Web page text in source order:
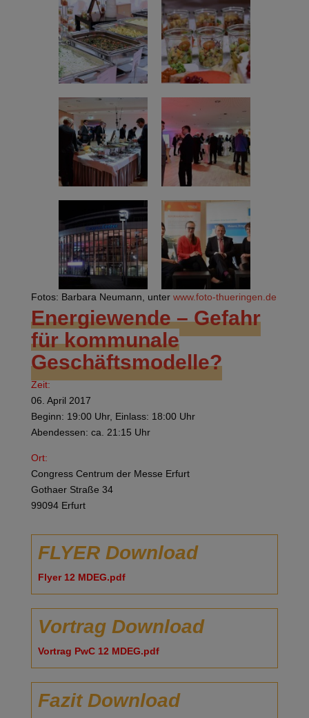
Fotos: Barbara Neumann, unter www.foto-thueringen.de
Energiewende – Gefahr
für kommunale
Geschäftsmodelle?
Zeit:
06. April 2017
Beginn: 19:00 Uhr, Einlass: 18:00 Uhr
Abendessen: ca. 21:15 Uhr
Ort:
Congress Centrum der Messe Erfurt
Gothaer Straße 34
99094 Erfurt
FLYER Download
Flyer 12 MDEG.pdf
Vortrag Download
Vortrag PwC 12 MDEG.pdf
Fazit Download